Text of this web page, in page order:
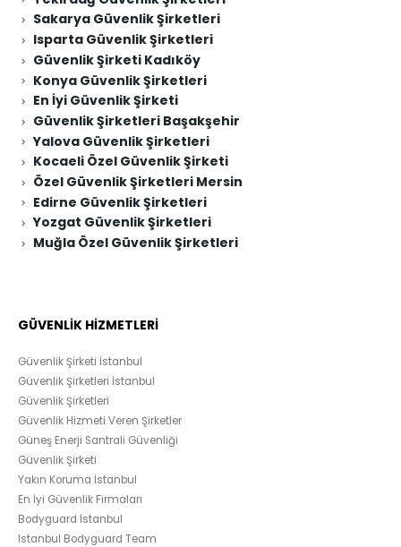
Sakarya Güvenlik Şirketleri
Isparta Güvenlik Şirketleri
Güvenlik Şirketi Kadıköy
Konya Güvenlik Şirketleri
En İyi Güvenlik Şirketi
Güvenlik Şirketleri Başakşehir
Yalova Güvenlik Şirketleri
Kocaeli Özel Güvenlik Şirketi
Özel Güvenlik Şirketleri Mersin
Edirne Güvenlik Şirketleri
Yozgat Güvenlik Şirketleri
Muğla Özel Güvenlik Şirketleri
GÜVENLİK HİZMETLERİ
Güvenlik Şirketi İstanbul
Güvenlik Şirketleri İstanbul
Güvenlik Şirketleri
Güvenlik Hizmeti Veren Şirketler
Güneş Enerji Santrali Güvenliği
Güvenlik Şirketi
Yakın Koruma İstanbul
En İyi Güvenlik Firmaları
Bodyguard Istanbul
Istanbul Bodyguard Team